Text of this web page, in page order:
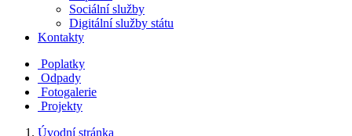
Sociální služby
Digitální služby státu
Kontakty
Poplatky
Odpady
Fotogalerie
Projekty
Úvodní stránka